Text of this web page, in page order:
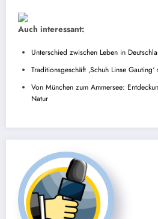
Auch interessant:
Unterschied zwischen Leben in
Traditionsgeschäft ‚Schuh Linse
Von München zum Ammersee:
Natur